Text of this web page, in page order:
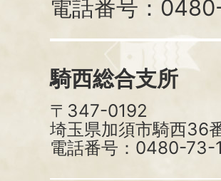
電話番号：
騎西総合支所
〒347-0192
埼玉県加須市騎西36
電話番号：0480-73-